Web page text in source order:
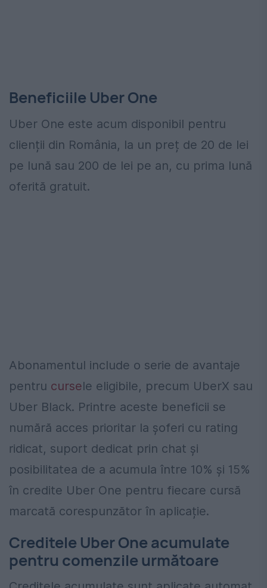
Beneficiile Uber One
Uber One este acum disponibil pentru
clienții din România, la un preț de 20 de lei
pe lună sau 200 de lei pe an, cu prima lună
oferită gratuit.
Abonamentul include o serie de avantaje
pentru cursele eligibile, precum UberX sau
Uber Black. Printre aceste beneficii se
numără acces prioritar la șoferi cu rating
ridicat, suport dedicat prin chat și
posibilitatea de a acumula între 10% și 15%
în credite Uber One pentru fiecare cursă
marcată corespunzător în aplicație.
Creditele Uber One acumulate
pentru comenzile următoare